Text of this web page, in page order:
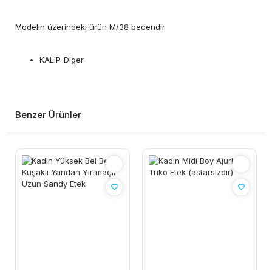
Modelin üzerindeki ürün M/38 bedendir
KALIP-Diger
Benzer Ürünler